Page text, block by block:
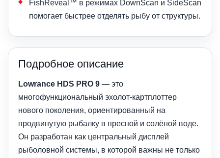
FishReveal™ в режимах DownScan и SideScan
помогает быстрее отделять рыбу от структуры.
Подробное описание
Lowrance HDS PRO 9 — это
многофункциональный эхолот-картплоттер
нового поколения, ориентированный на
продвинутую рыбалку в пресной и солёной воде.
Он разработан как центральный дисплей
рыболовной системы, в которой важны не только